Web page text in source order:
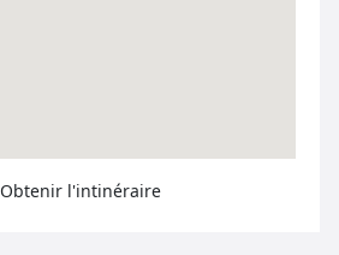
Obtenir l'intinéraire